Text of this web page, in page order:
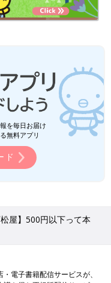
を毎日お届け
無料アプリ
ド
松屋】500円以下って本
電子書籍配信サービスが、